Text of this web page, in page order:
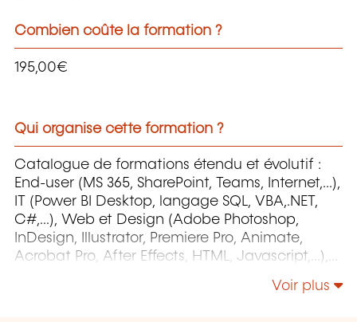
Combien coûte la formation ?
195,00€
Qui organise cette formation ?
Catalogue de formations étendu et évolutif :
End-user (MS 365, SharePoint, Teams, Internet,...),
IT (Power BI Desktop, langage SQL, VBA,.NET,
C#,...), Web et Design (Adobe Photoshop,
InDesign, Illustrator, Premiere Pro, Animate,
Acrobat Pro, After Effects, HTML, Javascript,...),
Voir plus